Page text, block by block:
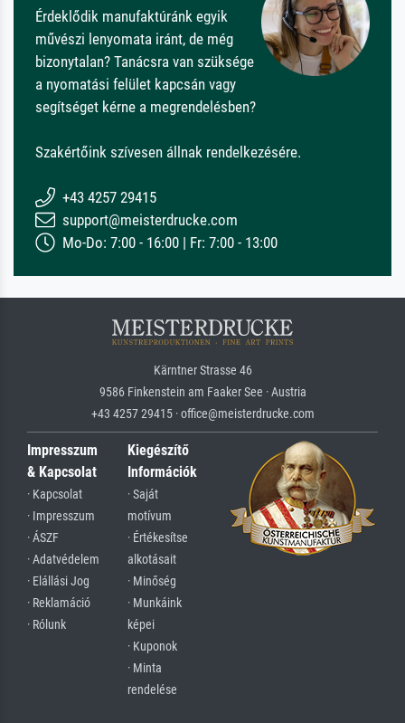
Érdeklődik manufaktúránk egyik
művészi lenyomata iránt, de még
bizonytalan? Tanácsra van szüksége
a nyomatási felület kapcsán vagy
segítséget kérne a megrendelésben?
Szakértőink szívesen állnak rendelkezésére.
+43 4257 29415
support@meisterdrucke.com
Mo-Do: 7:00 - 16:00 | Fr: 7:00 - 13:00
Kärntner Strasse 46
9586 Finkenstein am Faaker See · Austria
+43 4257 29415 · office@meisterdrucke.com
Impresszum
& Kapcsolat
· Kapcsolat
· Impresszum
· ÁSZF
· Adatvédelem
· Elállási Jog
· Reklamáció
· Rólunk
Kiegészítő
Információk
· Saját
motívum
· Értékesítse
alkotásait
· Minőség
· Munkáink
képei
· Kuponok
· Minta
rendelése